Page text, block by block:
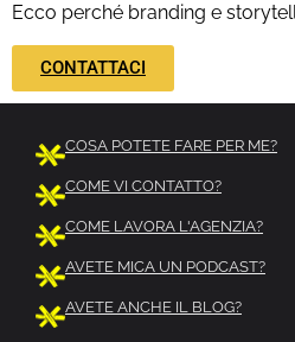
Ecco perché branding e
CONTATTACI
COSA POTETE FARE PER ME?
COME VI CONTATTO?
COME LAVORA L'AGENZIA?
AVETE MICA UN PODCAST?
AVETE ANCHE IL BLOG?